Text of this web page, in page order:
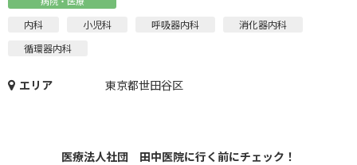
内科 小児科 呼吸器内科
消化器内科
循環器内科
エリア 東京都世田谷区
医療法人社団 田中医院に行く前にチェック！